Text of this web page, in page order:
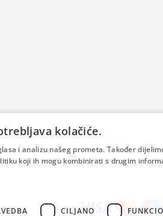
kolačiće.
i analizu našeg prometa. Također
koji ih mogu kombinirati s drugim
CILJANO